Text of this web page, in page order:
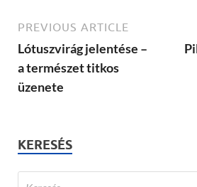
PREVIOUS ARTICLE
Lótuszvirág jelentése –
a természet titkos
üzenete
KERESÉS